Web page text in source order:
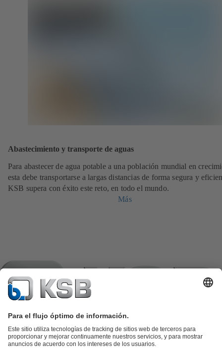
Abastecimiento y transporte de aguas
Para abastecer de agua potable a una población mundial en
esta debe transportarse a largas distancias de forma segura y
KSB supera con éxito este reto, en todo el mundo.
Más